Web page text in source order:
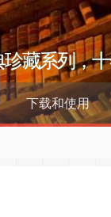
珍藏系列，
下载和使用